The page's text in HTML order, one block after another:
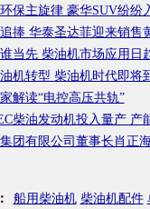
保主旋律 豪华SUV纷纷
捧 华泰圣达菲迎来销售
当先 柴油机市场应用日
机转型 柴油机时代即将
解读“电控高压共轨”
柴油发动机投入量产 产
团有限公司董事长肖正
船用柴油机 柴油机配件